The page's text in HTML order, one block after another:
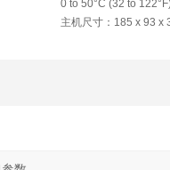
0 to 50°C (32 to
主机尺寸：185 x 93 x